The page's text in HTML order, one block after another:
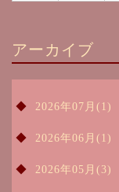
アーカイブ
2026年07月(1)
2026年06月(1)
2026年05月(3)